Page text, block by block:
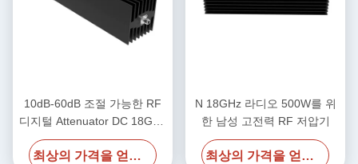
10dB-60dB 조절 가능한 RF
디지털 Attenuator DC 18GHz
600W N 여성 N 여성
최상의 가격을 얻으세요
N 18GHz 라디오 500W를 위
한 남성 고전력 RF 저압기
최상의 가격을 얻으세요